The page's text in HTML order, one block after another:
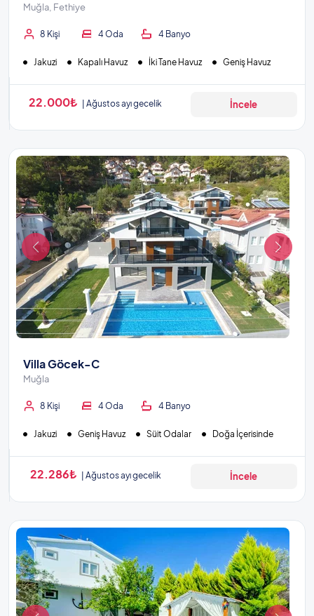
Muğla, Fethiye
8 Kişi 4 Oda 4 Banyo
Jakuzi Kapalı Havuz İki Tane Havuz Geniş Havuz
22.000₺ Ağustos ayı gecelik İncele
Villa Göcek-C
Muğla
8 Kişi 4 Oda 4 Banyo
Jakuzi Geniş Havuz Süit Odalar Doğa İçerisinde
22.286₺ Ağustos ayı gecelik İncele